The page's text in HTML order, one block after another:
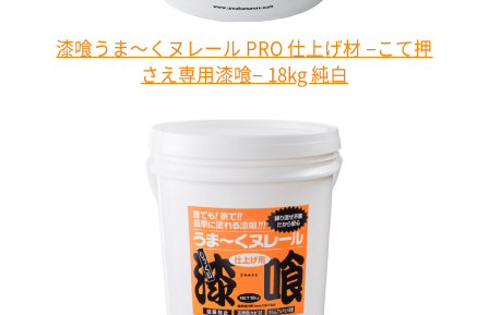
漆喰うま～くヌレール PRO 仕上げ材 −こて押
さえ専用漆喰− 18kg 純白